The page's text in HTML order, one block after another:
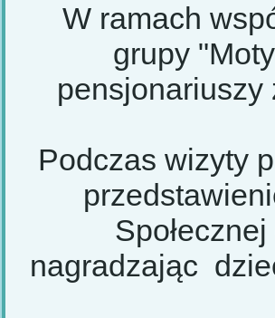
W ramach
grupy
pensjonariuszy
Podczas wizyty
nagradzając